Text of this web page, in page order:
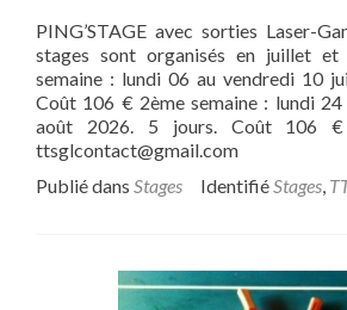
PING’STAGE avec sorties Laser-
stages sont organisés en juillet
semaine : lundi 06 au vendredi 10
Coût 106 € 2ème semaine : lundi
août 2026. 5 jours. Coût 106 €
ttsglcontact@gmail.com
Publié dans Stages Identifié Stages